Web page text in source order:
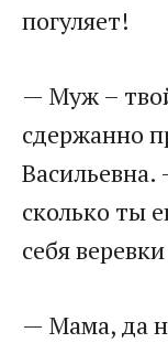
погуляет!
— Муж –
сдержанно
Васильевна.
сколько ты
себя
— Мама, да